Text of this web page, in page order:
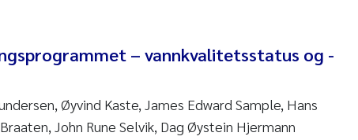
Arne Segtnan Skogan
Margarida Pinto Costa
– vannkvalitetsstatus og -
Øyvind Kaste, James Edward Sample, Hans
John Rune Selvik, Dag Øystein Hjermann